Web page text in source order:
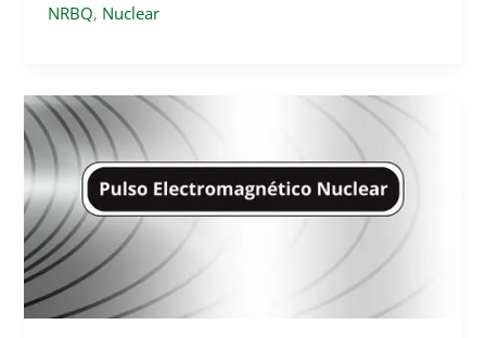
explosión
nuclear
que
cambió
todo
NRBQ, Nuclear